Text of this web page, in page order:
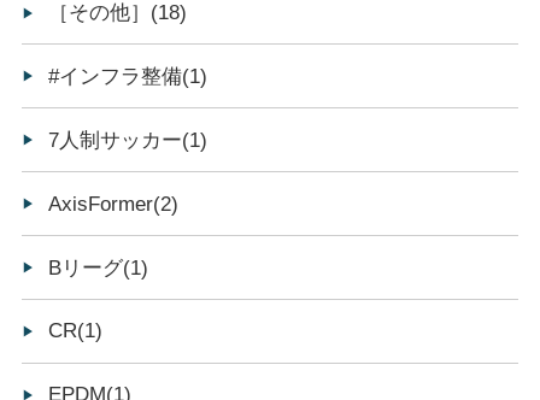
［その他］(18)
#インフラ整備(1)
7人制サッカー(1)
AxisFormer(2)
Bリーグ(1)
CR(1)
EPDM(1)